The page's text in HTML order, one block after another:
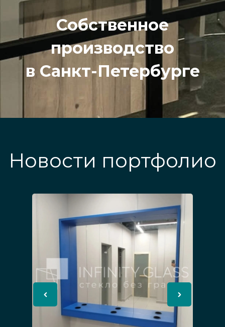
Собственное
производство
в Санкт-Петербурге
Новости портфолио